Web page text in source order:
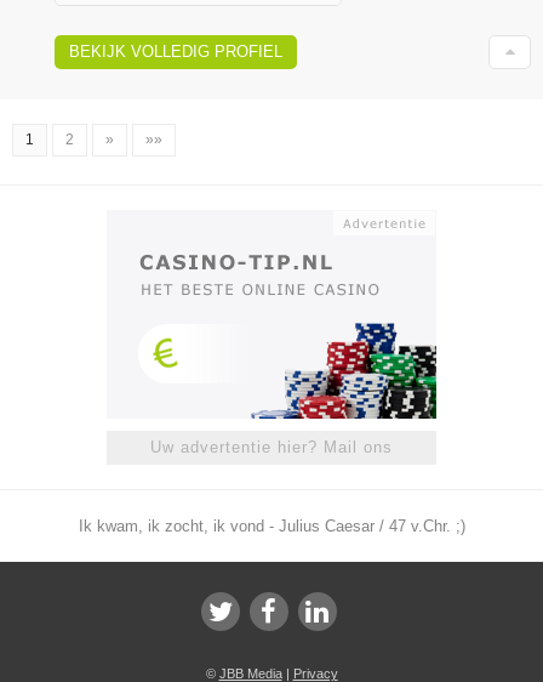
BEKIJK VOLLEDIG PROFIEL
1 2 » »»
Uw advertentie hier? Mail ons
Ik kwam, ik zocht, ik vond - Julius Caesar / 47 v.Chr. ;)
© JBB Media| Privacy